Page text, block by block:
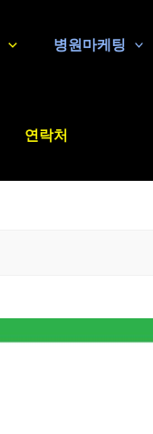
병원마케팅
연락처